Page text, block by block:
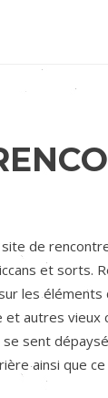
de
et sorts.
les
et autres vieux
sent
ainsi que